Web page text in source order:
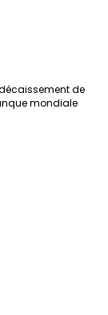
de
mondiale